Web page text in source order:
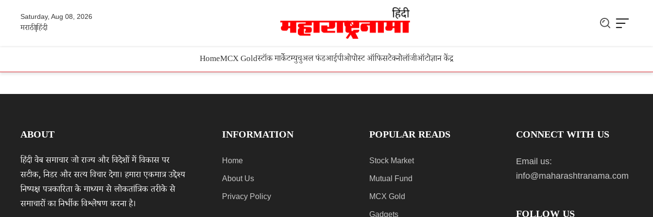
Saturday, Aug 08, 2026
मराठीहिंदी
HomeMCX Goldस्टॉक मार्केटम्युचुअल फंडआईपीओपोस्ट ऑफिसटेक्नोलॉजीऑटोज्ञान केंद्र
ABOUT
हिंदी वेब समाचार जो राज्य और विदेशों में विकास पर
सटीक, निडर और सत्य विचार देगा। हमारा एकमात्र उद्देश्य
निष्पक्ष पत्रकारिता के माध्यम से लोकतांत्रिक तरीके से
समाचारों का निर्भीक विश्लेषण करना है।
INFORMATION
Home
About Us
Privacy Policy
POPULAR READS
Stock Market
Mutual Fund
MCX Gold
Gadgets
CONNECT WITH US
Email us:
info@maharashtranama.com